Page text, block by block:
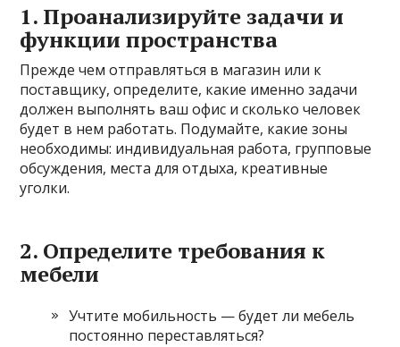
1. Проанализируйте задачи и
функции пространства
Прежде чем отправляться в магазин или к
поставщику, определите, какие именно задачи
должен выполнять ваш офис и сколько человек
будет в нем работать. Подумайте, какие зоны
необходимы: индивидуальная работа, групповые
обсуждения, места для отдыха, креативные
уголки.
2. Определите требования к
мебели
Учтите мобильность — будет ли мебель
постоянно переставляться?